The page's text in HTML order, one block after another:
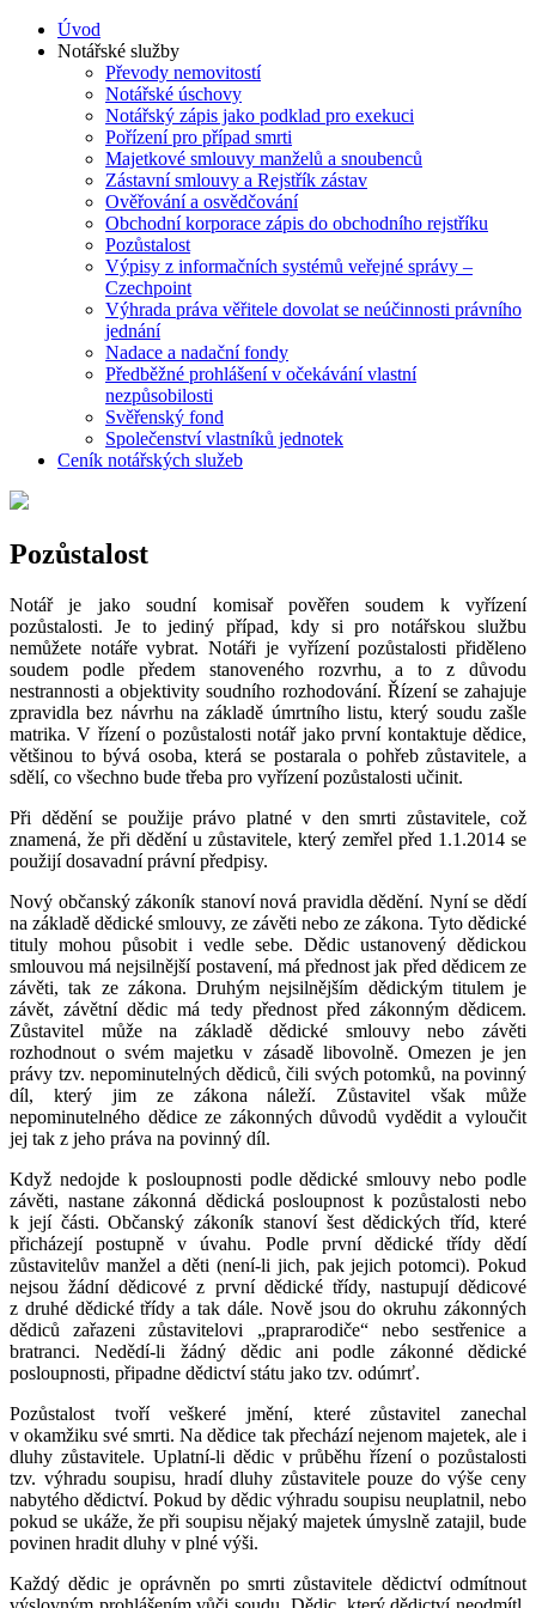
Úvod
Notářské služby
Převody nemovitostí
Notářské úschovy
Notářský zápis jako podklad pro exekuci
Pořízení pro případ smrti
Majetkové smlouvy manželů a snoubenců
Zástavní smlouvy a Rejstřík zástav
Ověřování a osvědčování
Obchodní korporace zápis do obchodního rejstříku
Pozůstalost
Výpisy z informačních systémů veřejné správy –
Czechpoint
Výhrada práva věřitele dovolat se neúčinnosti právního
jednání
Nadace a nadační fondy
Předběžné prohlášení v očekávání vlastní
nezpůsobilosti
Svěřenský fond
Společenství vlastníků jednotek
Ceník notářských služeb
Pozůstalost
Notář je jako soudní komisař pověřen soudem k vyřízení
pozůstalosti. Je to jediný případ, kdy si pro notářskou službu
nemůžete notáře vybrat. Notáři je vyřízení pozůstalosti přiděleno
soudem podle předem stanoveného rozvrhu, a to z důvodu
nestrannosti a objektivity soudního rozhodování. Řízení se zahajuje
zpravidla bez návrhu na základě úmrtního listu, který soudu zašle
matrika. V řízení o pozůstalosti notář jako první kontaktuje dědice,
většinou to bývá osoba, která se postarala o pohřeb zůstavitele, a
sdělí, co všechno bude třeba pro vyřízení pozůstalosti učinit.
Při dědění se použije právo platné v den smrti zůstavitele, což
znamená, že při dědění u zůstavitele, který zemřel před 1.1.2014 se
použijí dosavadní právní předpisy.
Nový občanský zákoník stanoví nová pravidla dědění. Nyní se dědí
na základě dědické smlouvy, ze závěti nebo ze zákona. Tyto dědické
tituly mohou působit i vedle sebe. Dědic ustanovený dědickou
smlouvou má nejsilnější postavení, má přednost jak před dědicem ze
závěti, tak ze zákona. Druhým nejsilnějším dědickým titulem je
závět, závětní dědic má tedy přednost před zákonným dědicem.
Zůstavitel může na základě dědické smlouvy nebo závěti
rozhodnout o svém majetku v zásadě libovolně. Omezen je jen
právy tzv. nepominutelných dědiců, čili svých potomků, na povinný
díl, který jim ze zákona náleží. Zůstavitel však může
nepominutelného dědice ze zákonných důvodů vydědit a vyloučit
jej tak z jeho práva na povinný díl.
Když nedojde k posloupnosti podle dědické smlouvy nebo podle
závěti, nastane zákonná dědická posloupnost k pozůstalosti nebo
k její části. Občanský zákoník stanoví šest dědických tříd, které
přicházejí postupně v úvahu. Podle první dědické třídy dědí
zůstavitelův manžel a děti (není-li jich, pak jejich potomci). Pokud
nejsou žádní dědicové z první dědické třídy, nastupují dědicové
z druhé dědické třídy a tak dále. Nově jsou do okruhu zákonných
dědiců zařazeni zůstavitelovi „praprarodiče“ nebo sestřenice a
bratranci. Nedědí-li žádný dědic ani podle zákonné dědické
posloupnosti, připadne dědictví státu jako tzv. odúmrť.
Pozůstalost tvoří veškeré jmění, které zůstavitel zanechal
v okamžiku své smrti. Na dědice tak přechází nejenom majetek, ale i
dluhy zůstavitele. Uplatní-li dědic v průběhu řízení o pozůstalosti
tzv. výhradu soupisu, hradí dluhy zůstavitele pouze do výše ceny
nabytého dědictví. Pokud by dědic výhradu soupisu neuplatnil, nebo
pokud se ukáže, že při soupisu nějaký majetek úmyslně zatajil, bude
povinen hradit dluhy v plné výši.
Každý dědic je oprávněn po smrti zůstavitele dědictví odmítnout